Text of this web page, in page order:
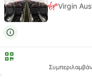
Virgin